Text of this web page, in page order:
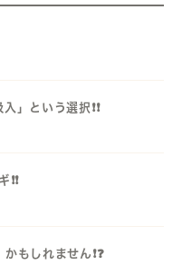
」という選択❗️❗️
もしれません❗️❓️